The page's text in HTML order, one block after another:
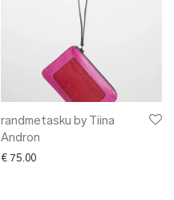
randmetasku by Tiina
Andron
€ 75.00